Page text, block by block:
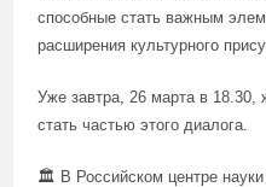
способные стать важным
расширения культурного
Уже завтра, 26 марта в 18.30,
стать частью этого диалога.
🏛 В Российском центре